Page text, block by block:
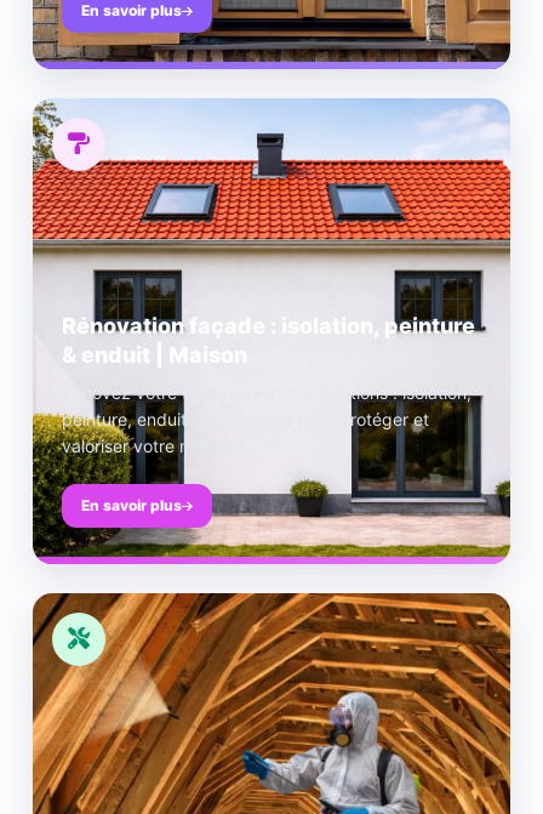
En savoir plus
Rénovation façade : isolation, peinture
& enduit | Maison
Rénovez votre façade avec nos solutions : isolation,
peinture, enduit et nettoyage pour protéger et
valoriser votre maison.
En savoir plus